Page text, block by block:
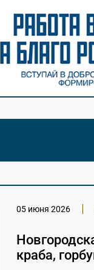
05 июня 2026
краба,